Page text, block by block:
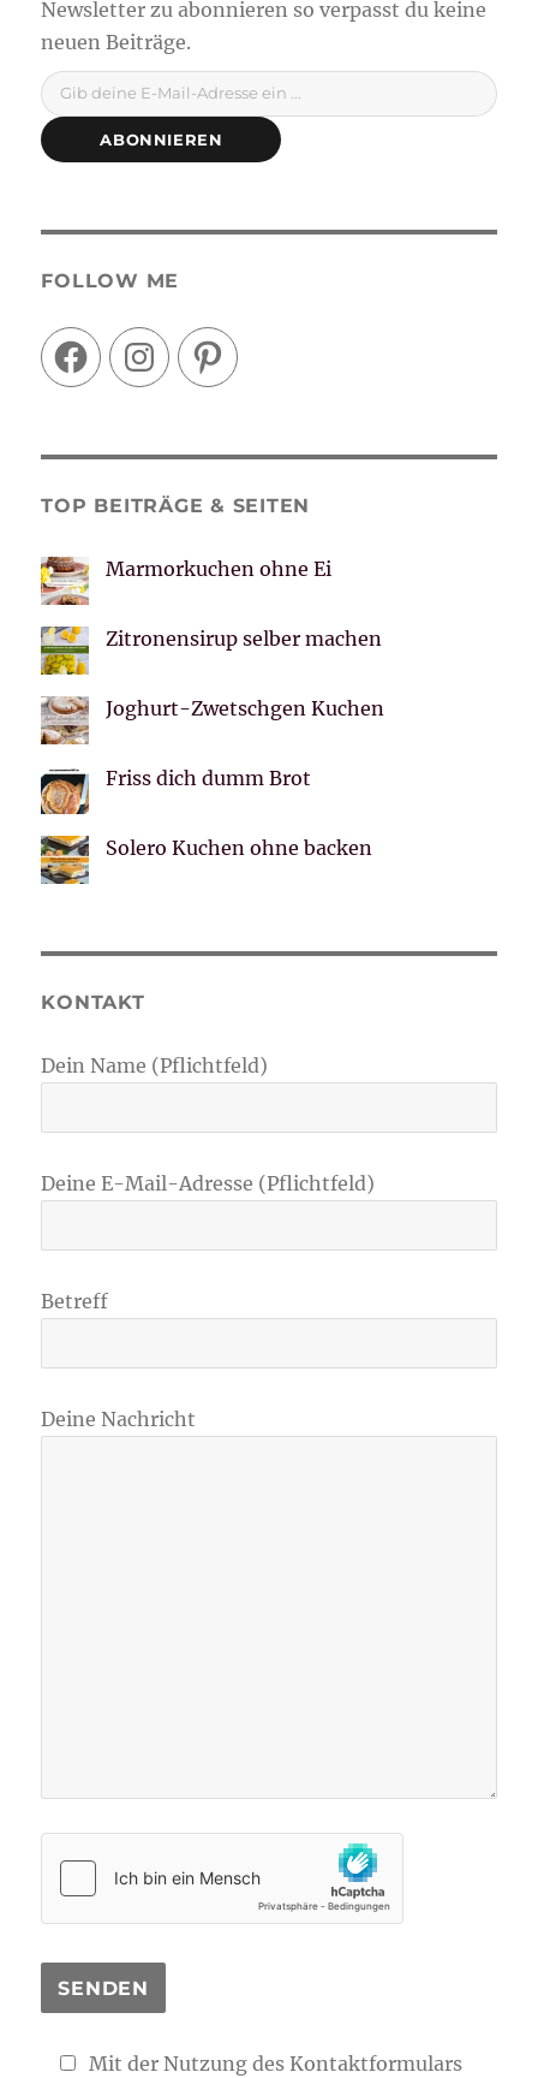
Gib deine E-Mail-Adresse ein ...
ABONNIEREN
FOLLOW ME
FacebookInstagramPinterest
TOP BEITRÄGE & SEITEN
Marmorkuchen ohne Ei
Zitronensirup selber machen
Joghurt-Zwetschgen Kuchen
Friss dich dumm Brot
Solero Kuchen ohne backen
KONTAKT
Dein Name (Pflichtfeld)
Deine E-Mail-Adresse (Pflichtfeld)
Betreff
Deine Nachricht
Mit der Nutzung des Kontaktformulars